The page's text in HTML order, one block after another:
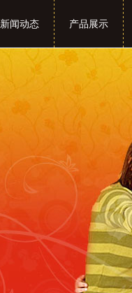
新闻动态 产品展示